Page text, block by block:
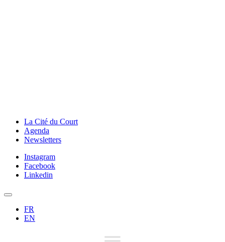
La Cité du Court
Agenda
Newsletters
Instagram
Facebook
Linkedin
FR
EN